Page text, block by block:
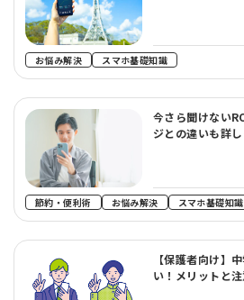
お悩み解決 スマホ基礎知識
今さら聞けない
ジとの違いも詳し
節約・便利術 お悩み解決 スマホ基礎知識
【保護者向け】
い！メリットと